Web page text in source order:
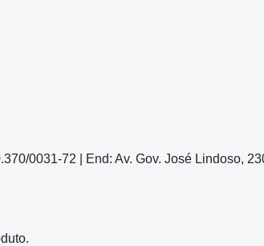
0031-72 | End: Av. Gov. José Lindoso,